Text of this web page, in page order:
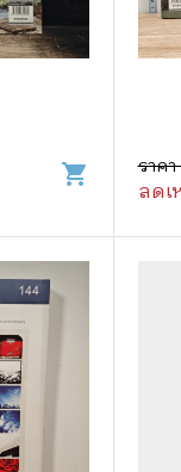
shopping_cart ราคา
ลดเ
🔲 สน
การ์ตู